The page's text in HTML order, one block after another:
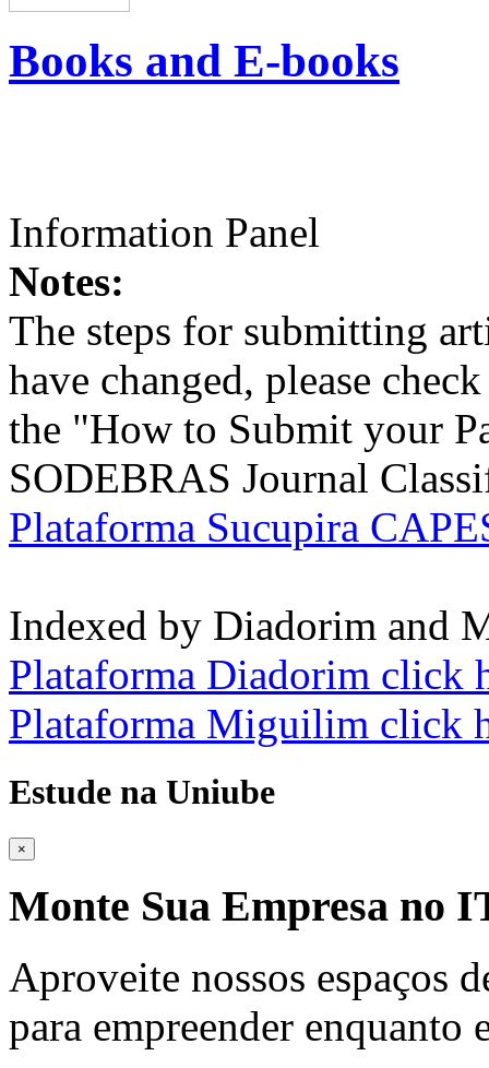
Books and E-books
Information Panel
Notes:
The steps for submitting
have changed, please
the "How to Submit your
SODEBRAS Journal
Plataforma Sucupira
Indexed by Diadorim and
Plataforma Diadorim click
Plataforma Miguilim click
Estude na Uniube
×
Monte Sua Empresa no
Aproveite nossos espaços
para empreender enquanto